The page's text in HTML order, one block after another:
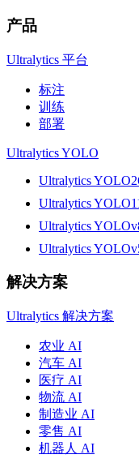
产品
Ultralytics 平台
标注
训练
部署
Ultralytics YOLO
Ultralytics
Ultralytics
Ultralytics
Ultralytics
解决方案
Ultralytics 解决方案
农业 AI
汽车 AI
医疗 AI
物流 AI
制造业 AI
零售 AI
机器人 AI